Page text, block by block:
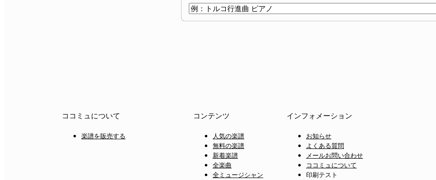
ココミュについて
楽譜を販売する
コンテンツ
人気の楽譜
無料の楽譜
新着楽譜
全楽曲
全ミュージシャン
インフォメーション
お知らせ
よくある質問
メールお問い合わせ
ココミュについて
印刷テスト